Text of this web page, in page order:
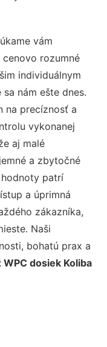
vám
rozumné
individuálnym
nám ešte dnes.
na precíznosť a
vykonanej
aj malé
a zbytočné
patrí
a úprimná
zákazníka,
Naši
bohatú prax a
WPC dosiek Koliba